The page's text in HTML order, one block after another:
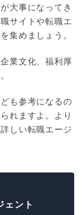
大事になってき
サイトや転職エ
集めましょう。
業文化、福利厚
も参考になるの
れますよ。より
しい転職エージ
ェント